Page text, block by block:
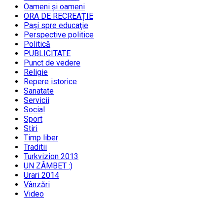
Oameni şi oameni
ORA DE RECREAȚIE
Paşi spre educaţie
Perspective politice
Politică
PUBLICITATE
Punct de vedere
Religie
Repere istorice
Sanatate
Servicii
Social
Sport
Stiri
Timp liber
Traditii
Turkvizion 2013
UN ZÂMBET :)
Urari 2014
Vânzări
Video